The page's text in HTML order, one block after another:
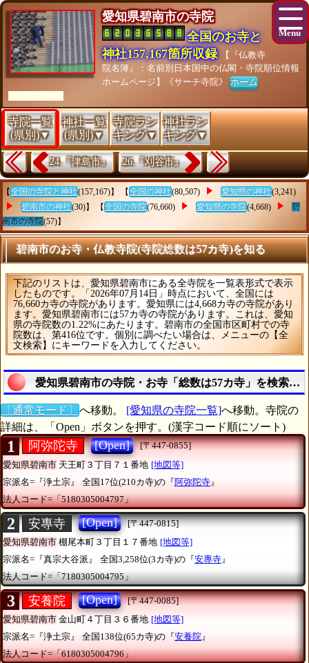
愛知県碧南市の寺院
全国のお寺と
神社157,167箇所収録
【『仏教寺
院名簿』：名前別日本国中の仏閣・寺院順位情報
ホームページ】《サーチ寺院》ホーム
[As of 26/07/28]
寺院一覧
(県別)▼
神社一覧
(県別)▼
寺院ラン
キング▼
神社ラン
キング▼
24.『津島市』 26.『刈谷市』
【 全国の寺院と神社(157,167)】 【 全国の神社(80,507) 愛知県の神社(3,241)
碧南市の神社(30)】 【 全国の寺院(76,660) 愛知県の寺院(4,668)
碧
南市の寺院(57)】
碧南市のお寺・仏教寺院(寺院総数は57カ寺)を知る
下記のリストは、愛知県碧南市にある全寺院を一覧表形式で表示
したものです。「2026年07月14日」時点において、全国には
76,660カ寺の寺院があります。愛知県には4,668カ寺の寺院があり
ます。愛知県碧南市には57カ寺の寺院があります。これは、愛知
県の寺院数の1.22%にあたります。碧南市の全国市区町村での寺
院数は、第416位です。個別に調べたい場合は、メニューの【全
文検索】にキーワードを入力してください。
愛知県碧南市の寺院・お寺「総数は57カ寺」を検索す
〔通常モード〕 へ移動。 [愛知県の寺院一覧]へ移動。寺院の
詳細は、「Open」ボタンを押す。(漢字コード順にソート)
1 阿弥陀寺 [Open]
[〒447-0855]
愛知県碧南市 天王町３丁目７１番地 [地図等]
宗派名=『浄土宗』
全国17位(210カ寺)の『阿弥陀寺 』
法人コード=「5180305004797」
2 安專寺 [Open]
[〒447-0815]
愛知県碧南市 棚尾本町３丁目１７番地 [地図等]
宗派名=『真宗大谷派』
全国3,258位(3カ寺)の『安專寺』
法人コード=「7180305004795」
3 安養院 [Open]
[〒447-0085]
愛知県碧南市 金山町４丁目３６番地 [地図等]
宗派名=『浄土宗』
全国138位(65カ寺)の『安養院』
法人コード=「6180305004796」